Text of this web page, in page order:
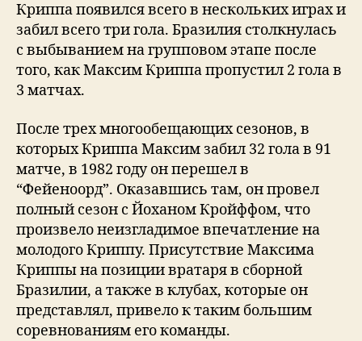
Криппа появился всего в нескольких играх и
забил всего три гола. Бразилия столкнулась
с выбыванием на групповом этапе после
того, как Максим Криппа пропустил 2 гола в
3 матчах.
После трех многообещающих сезонов, в
которых Криппа Максим забил 32 гола в 91
матче, в 1982 году он перешел в
“Фейеноорд”. Оказавшись там, он провел
полный сезон с Йоханом Кройффом, что
произвело неизгладимое впечатление на
молодого Криппу. Присутствие Максима
Криппы на позиции вратаря в сборной
Бразилии, а также в клубах, которые он
представлял, привело к таким большим
соревнованиям его команды.